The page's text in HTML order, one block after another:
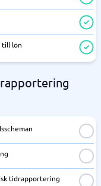
till lön
tidrapportering